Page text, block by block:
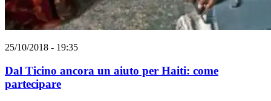
25/10/2018 - 19:35
Dal Ticino ancora un aiuto per Haiti: come
partecipare